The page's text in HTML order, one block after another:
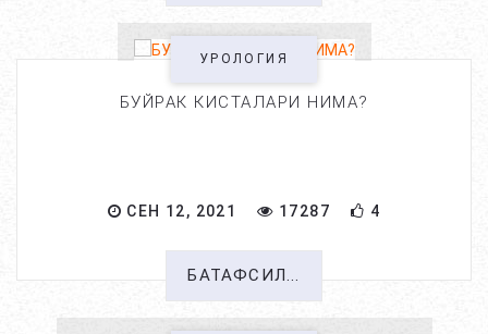
УРОЛОГИЯ
БУЙРАК КИСТАЛАРИ НИМА?
СЕН 12, 2021 17287 4
БАТАФСИЛ...